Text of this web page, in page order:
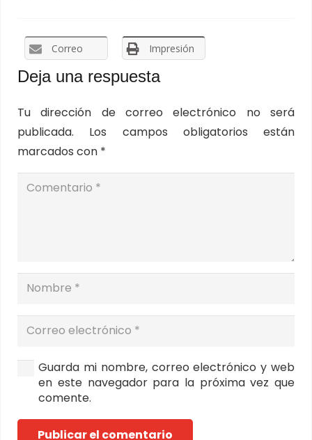
Correo Impresión
Deja una respuesta
Tu dirección de correo electrónico no será
publicada.
Los campos obligatorios están
marcados con *
Guarda mi nombre, correo electrónico y web
en este navegador para la próxima vez que
comente.
Publicar el comentario